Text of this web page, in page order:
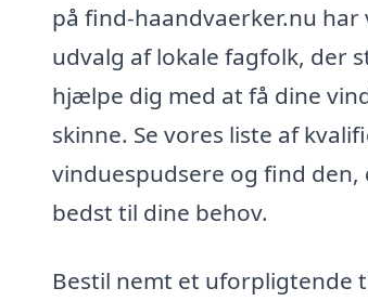
på find-haandvaerker.nu har
udvalg af lokale fagfolk, der
hjælpe dig med at få dine
skinne. Se vores liste af
vinduespudsere og find den,
bedst til dine behov.
Bestil nemt et uforpligtende